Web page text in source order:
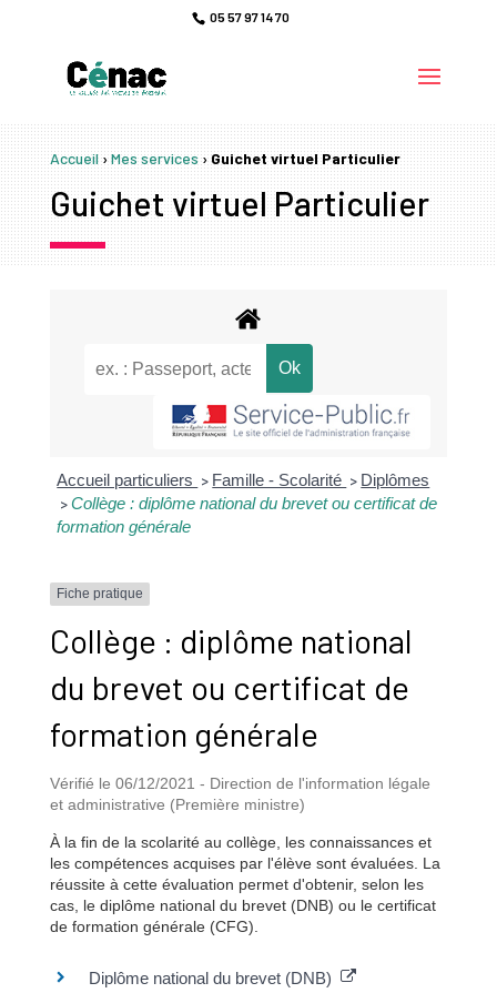
05 57 97 14 70
Accueil›Mes services›Guichet virtuel Particulier
Guichet virtuel Particulier
Accueil particuliers > Famille - Scolarité > Diplômes
> Collège : diplôme national du brevet ou certificat de
formation générale
Fiche pratique
Collège : diplôme national
du brevet ou certificat de
formation générale
Vérifié le 06/12/2021 - Direction de l'information légale
et administrative (Première ministre)
À la fin de la scolarité au collège, les connaissances et
les compétences acquises par l'élève sont évaluées. La
réussite à cette évaluation permet d'obtenir, selon les
cas, le diplôme national du brevet (DNB) ou le certificat
de formation générale (CFG).
Diplôme national du brevet (DNB)